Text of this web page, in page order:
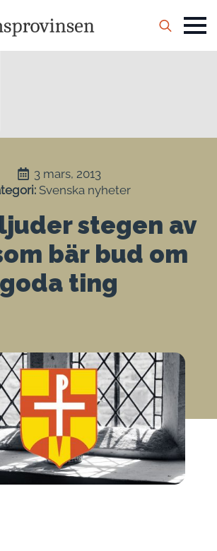
Search
3 mars, 2013
Svenska nyheter
stegen av
bär bud om
goda ting